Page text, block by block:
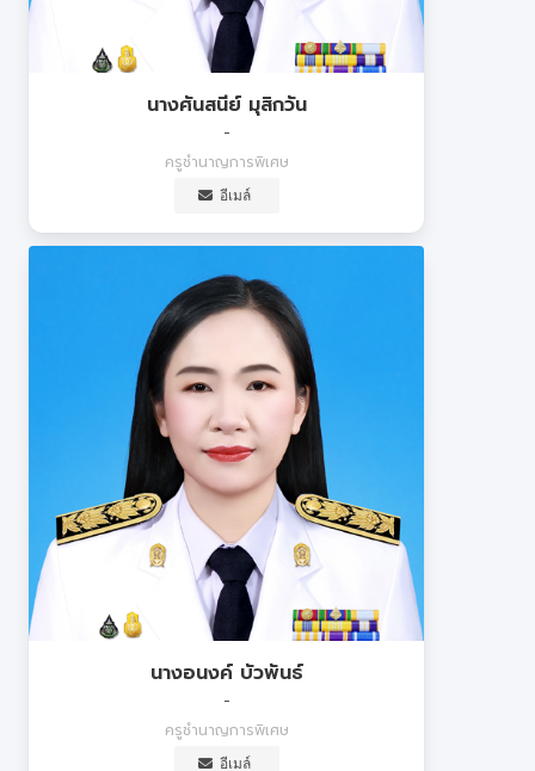
นางศันสนีย์ มุสิกวัน
-
ครูชำนาญการพิเศษ
อีเมล์
นางอนงค์ บัวพันธ์
-
ครูชำนาญการพิเศษ
อีเมล์